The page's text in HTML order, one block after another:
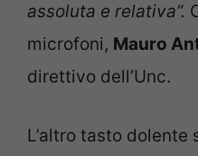
assoluta e relativa”.
microfoni, Mauro
direttivo dell’Unc.
L’altro tasto dolente